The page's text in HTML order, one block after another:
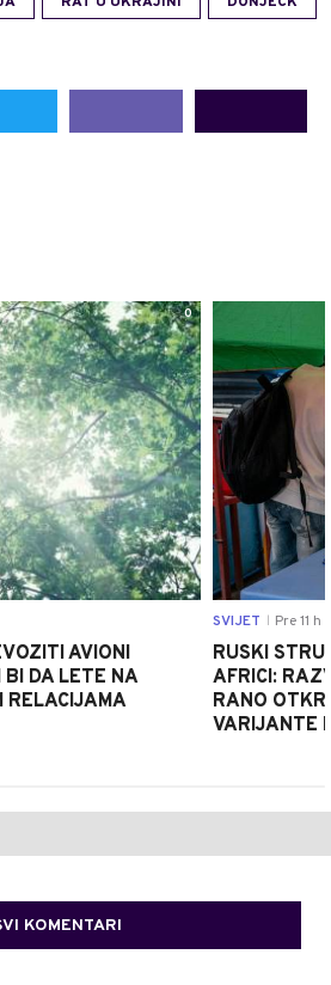
0
AVIONI
BI DA LETE NA
RELACIJAMA
SVIJET Pre 11 h
RUSKI
AFRICI:
RANO
VARIJANTE
KOMENTARI